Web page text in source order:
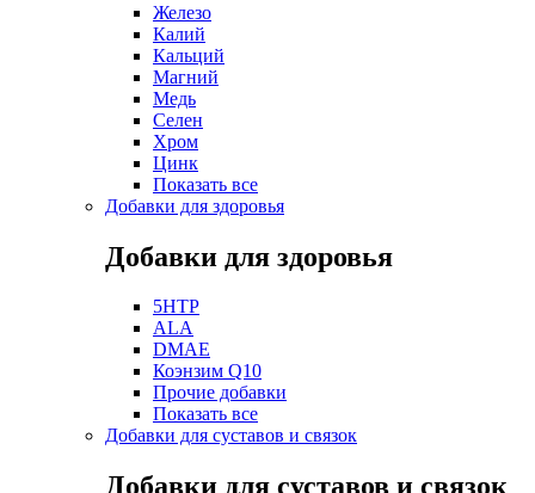
Железо
Калий
Кальций
Магний
Медь
Селен
Хром
Цинк
Показать все
Добавки для здоровья
Добавки для здоровья
5HTP
ALA
DMAE
Коэнзим Q10
Прочие добавки
Показать все
Добавки для суставов и связок
Добавки для суставов и связок